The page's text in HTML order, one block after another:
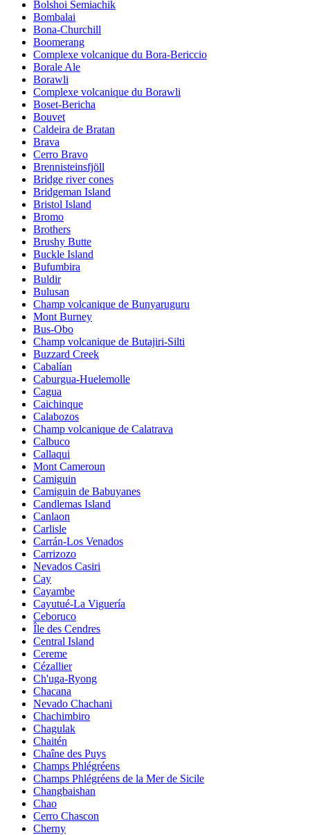
Bolshoi Semiachik
Bombalai
Bona-Churchill
Boomerang
Complexe volcanique du Bora-Bericcio
Borale Ale
Borawli
Complexe volcanique du Borawli
Boset-Bericha
Bouvet
Caldeira de Bratan
Brava
Cerro Bravo
Brennisteinsfjöll
Bridge river cones
Bridgeman Island
Bristol Island
Bromo
Brothers
Brushy Butte
Buckle Island
Bufumbira
Buldir
Bulusan
Champ volcanique de Bunyaruguru
Mont Burney
Bus-Obo
Champ volcanique de Butajiri-Silti
Buzzard Creek
Cabalían
Caburgua-Huelemolle
Cagua
Caichinque
Calabozos
Champ volcanique de Calatrava
Calbuco
Callaqui
Mont Cameroun
Camiguin
Camiguin de Babuyanes
Candlemas Island
Canlaon
Carlisle
Carrán-Los Venados
Carrizozo
Nevados Casiri
Cay
Cayambe
Cayutué-La Viguería
Ceboruco
Île des Cendres
Central Island
Cereme
Cézallier
Ch'uga-Ryong
Chacana
Nevado Chachani
Chachimbiro
Chagulak
Chaitén
Chaîne des Puys
Champs Phlégréens
Champs Phlégréens de la Mer de Sicile
Changbaishan
Chao
Cerro Chascon
Cherny